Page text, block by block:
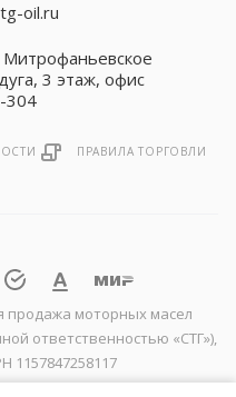
oil.ru
3 этаж, офис
304
ПРАВИЛА ТОРГОВЛИ
продажа моторных масел
ответственностью «СТГ»),
1157847258117